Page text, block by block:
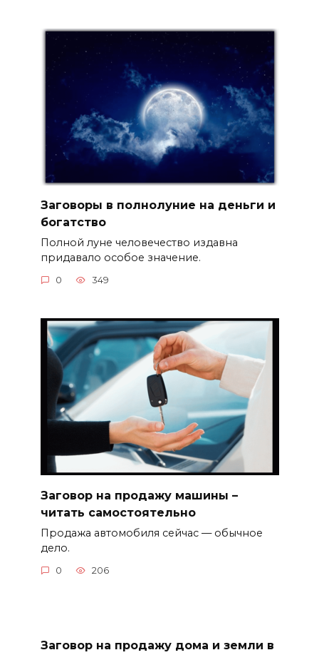
Заговоры в полнолуние на деньги и
богатство
Полной луне человечество издавна
придавало особое значение.
0 349
Заговор на продажу машины –
читать самостоятельно
Продажа автомобиля сейчас — обычное
дело.
0 206
Заговор на продажу дома и земли в